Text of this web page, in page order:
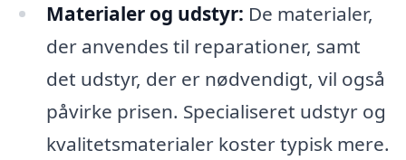
Materialer og udstyr: De materialer,
der anvendes til reparationer, samt
det udstyr, der er nødvendigt, vil også
påvirke prisen. Specialiseret udstyr og
kvalitetsmaterialer koster typisk mere.